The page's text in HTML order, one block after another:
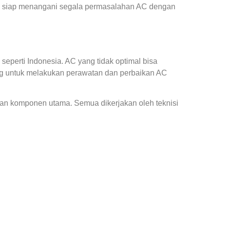
siap menangani segala permasalahan AC dengan
Indonesia. AC yang tidak optimal bisa
melakukan perawatan dan perbaikan AC
komponen utama. Semua dikerjakan oleh teknisi